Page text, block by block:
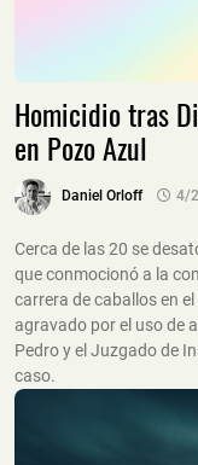
Homicidio tras
en Pozo Azul
Daniel Orloff 4/
Cerca de las 20 se
que conmocionó a la
carrera de caballos en
agravado por el uso de
Pedro y el Juzgado de
caso.